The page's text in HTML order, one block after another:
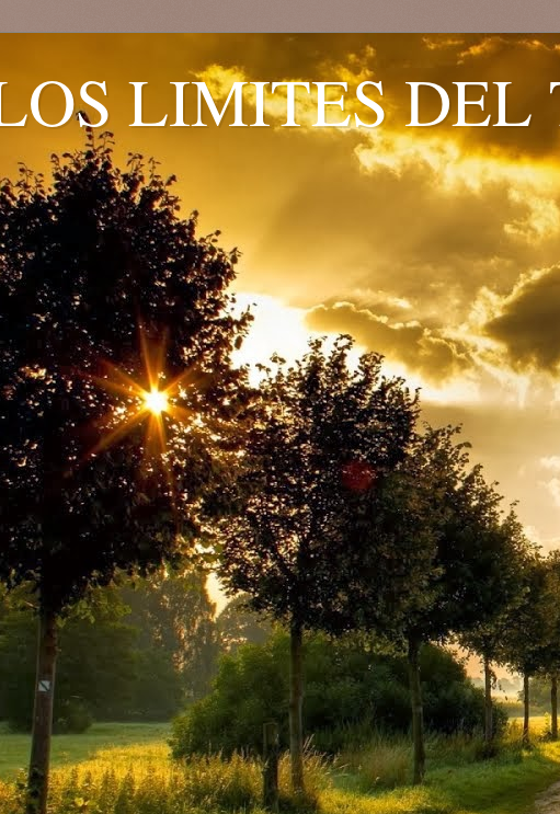
LIMITES DEL